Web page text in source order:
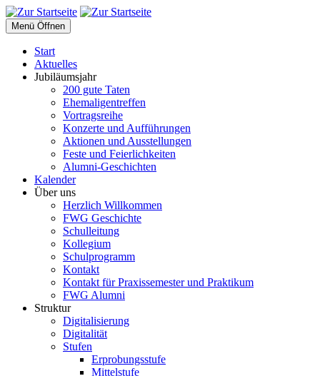
Menü Öffnen
Start
Aktuelles
Jubiläumsjahr
200 gute Taten
Ehemaligentreffen
Vortragsreihe
Konzerte und Aufführungen
Aktionen und Ausstellungen
Feste und Feierlichkeiten
Alumni-Geschichten
Kalender
Über uns
Herzlich Willkommen
FWG Geschichte
Schulleitung
Kollegium
Schulprogramm
Kontakt
Kontakt für Praxissemester und Praktikum
FWG Alumni
Struktur
Digitalisierung
Digitalität
Stufen
Erprobungsstufe
Mittelstufe